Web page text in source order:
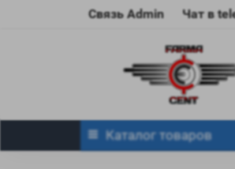
Связь Admin Чат в
Каталог товаров